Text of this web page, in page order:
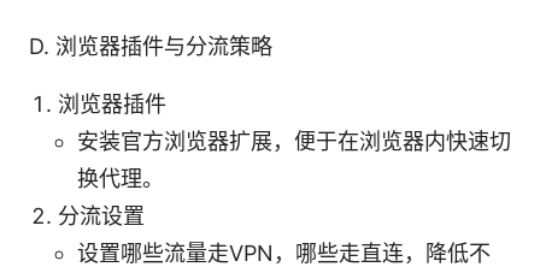
D. 浏览器插件与分流策略
浏览器插件
安装官方浏览器扩展，便于在浏览器内快速切
换代理。
分流设置
设置哪些流量走VPN，哪些走直连，降低不